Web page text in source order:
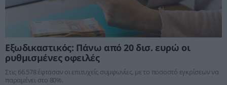
Εξωδικαστικός: Πάνω από 20 δισ. ευρώ οι
ρυθμισμένες οφειλές
Στις 66.578 έφτασαν οι επιτυχείς συμφωνίες, με το ποσοστό εγκρίσεων να
παραμένει στο 80%.